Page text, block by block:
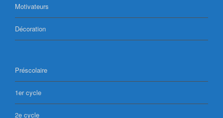
Motivateurs
Décoration
Préscolaire
1er cycle
2e cycle